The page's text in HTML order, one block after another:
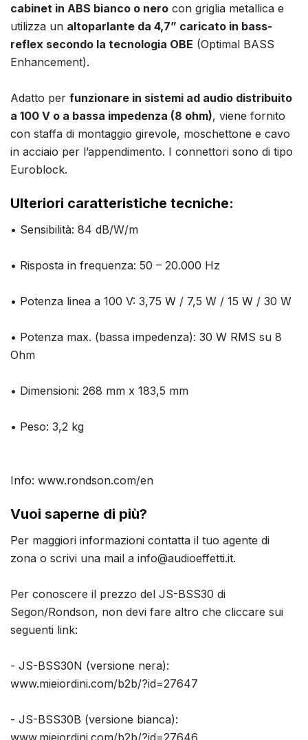
cabinet in ABS bianco o nero con griglia metallica e
utilizza un altoparlante da 4,7” caricato in bass-
reflex secondo la tecnologia OBE (Optimal BASS
Enhancement).
Adatto per funzionare in sistemi ad audio distribuito
a 100 V o a bassa impedenza (8 ohm), viene fornito
con staffa di montaggio girevole, moschettone e cavo
in acciaio per l’appendimento. I connettori sono di tipo
Euroblock.
Ulteriori caratteristiche tecniche:
• Sensibilità: 84 dB/W/m
• Risposta in frequenza: 50 – 20.000 Hz
• Potenza linea a 100 V: 3,75 W / 7,5 W / 15 W / 30 W
• Potenza max. (bassa impedenza): 30 W RMS su 8
Ohm
• Dimensioni: 268 mm x 183,5 mm
• Peso: 3,2 kg
Info: www.rondson.com/en
Vuoi saperne di più?
Per maggiori informazioni contatta il tuo agente di
zona o scrivi una mail a info@audioeffetti.it.
Per conoscere il prezzo del JS-BSS30 di
Segon/Rondson, non devi fare altro che cliccare sui
seguenti link:
- JS-BSS30N (versione nera):
www.mieiordini.com/b2b/?id=27647
- JS-BSS30B (versione bianca):
www.mieiordini.com/b2b/?id=27646